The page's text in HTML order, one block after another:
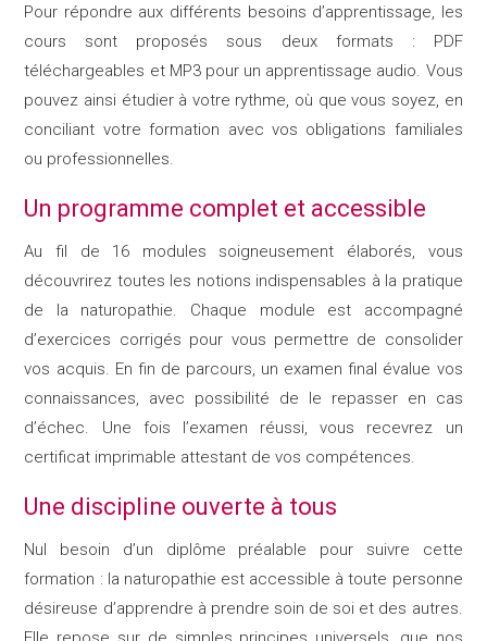
Pour répondre aux différents besoins d’apprentissage, les
cours sont proposés sous deux formats : PDF
téléchargeables et MP3 pour un apprentissage audio. Vous
pouvez ainsi étudier à votre rythme, où que vous soyez, en
conciliant votre formation avec vos obligations familiales
ou professionnelles.
Un programme complet et accessible
Au fil de 16 modules soigneusement élaborés, vous
découvrirez toutes les notions indispensables à la pratique
de la naturopathie. Chaque module est accompagné
d’exercices corrigés pour vous permettre de consolider
vos acquis. En fin de parcours, un examen final évalue vos
connaissances, avec possibilité de le repasser en cas
d’échec. Une fois l’examen réussi, vous recevrez un
certificat imprimable attestant de vos compétences.
Une discipline ouverte à tous
Nul besoin d’un diplôme préalable pour suivre cette
formation : la naturopathie est accessible à toute personne
désireuse d’apprendre à prendre soin de soi et des autres.